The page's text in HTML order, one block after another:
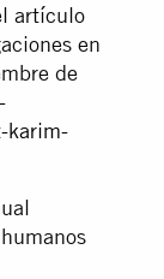
artículo
en
de
karim-